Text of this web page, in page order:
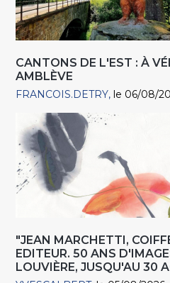
CANTONS DE L'EST : À
AMBLÈVE
FRANCOIS.DETRY le 06/08/
"JEAN MARCHETTI,
EDITEUR. 50 ANS
LOUVIÈRE, JUSQU'AU 30